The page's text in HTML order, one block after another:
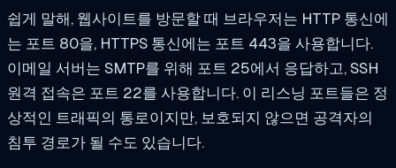
쉽게 말해, 웹사이트를 방문할 때 브라우저는 HTTP 통신에
는 포트 80을, HTTPS 통신에는 포트 443을 사용합니다.
이메일 서버는 SMTP를 위해 포트 25에서 응답하고, SSH
원격 접속은 포트 22를 사용합니다. 이 리스닝 포트들은 정
상적인 트래픽의 통로이지만, 보호되지 않으면 공격자의
침투 경로가 될 수도 있습니다.